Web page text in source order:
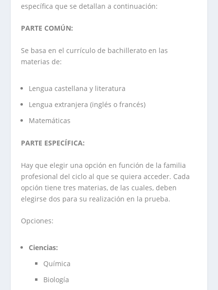
específica que se detallan a continuación:
PARTE COMÚN:
Se basa en el currículo de bachillerato en las
materias de:
Lengua castellana y literatura
Lengua extranjera (inglés o francés)
Matemáticas
PARTE ESPECÍFICA:
Hay que elegir una opción en función de la familia
profesional del ciclo al que se quiera acceder. Cada
opción tiene tres materias, de las cuales, deben
elegirse dos para su realización en la prueba.
Opciones:
Ciencias:
Química
Biología